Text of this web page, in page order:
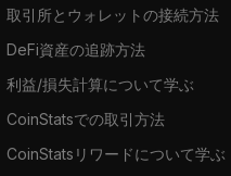
取引所とウォレットの接続方法
DeFi資産の追跡方法
利益/損失計算について学ぶ
CoinStatsでの取引方法
CoinStatsリワードについて学ぶ